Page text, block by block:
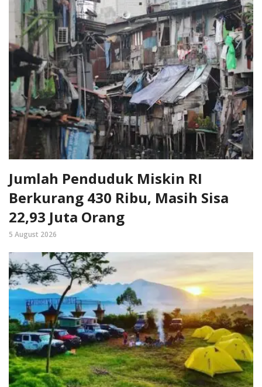
Jumlah Penduduk Miskin RI
Berkurang 430 Ribu, Masih Sisa
22,93 Juta Orang
5 August 2026